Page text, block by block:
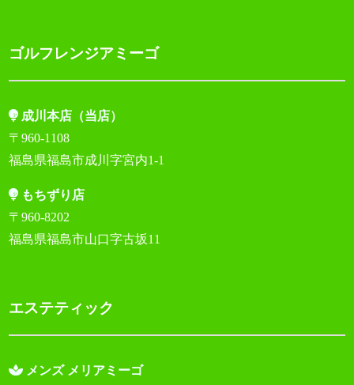
ゴルフレンジアミーゴ
成川本店（当店）
〒960-1108
福島県福島市成川字宮内1-1
もちずり店
〒960-8202
福島県福島市山口字古坂11
エステティック
メンズ メリアミーゴ